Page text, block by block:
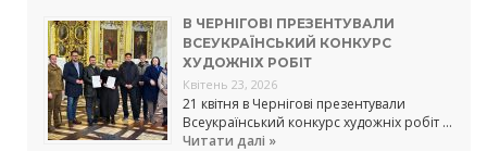
В ЧЕРНІГОВІ ПРЕЗЕНТУВАЛИ
ВСЕУКРАЇНСЬКИЙ КОНКУРС
ХУДОЖНІХ РОБІТ
Квітень 23, 2026
21 квітня в Чернігові презентували
Всеукраїнський конкурс художніх робіт …
Читати далі »